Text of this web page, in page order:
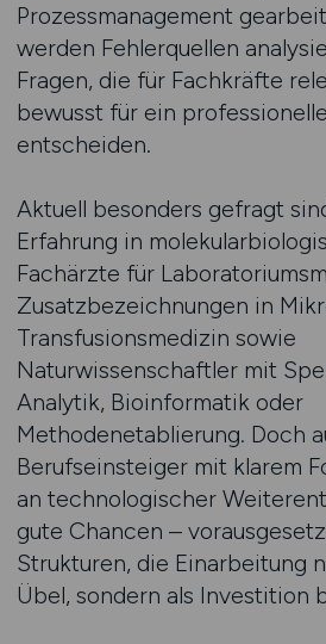
Prozessmanagement
werden Fehlerquellen
Fragen, die für Fachkräfte
bewusst für ein
entscheiden.
Aktuell besonders gefragt
Erfahrung in
Fachärzte für
Zusatzbezeichnungen in
Transfusionsmedizin sowie
Naturwissenschaftler mit
Analytik, Bioinformatik oder
Methodenetablierung. Doch
Berufseinsteiger mit klarem
an technologischer
gute Chancen –
Strukturen, die Einarbeitung
Übel, sondern als Investition